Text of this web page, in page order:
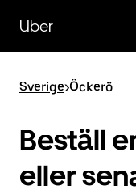
huvudinnehållet
Uber
Sverige>Öckerö
Beställ
eller